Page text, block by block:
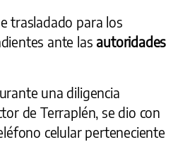
trasladado para los
ante las autoridades
una diligencia
de Terraplén, se dio con
celular perteneciente